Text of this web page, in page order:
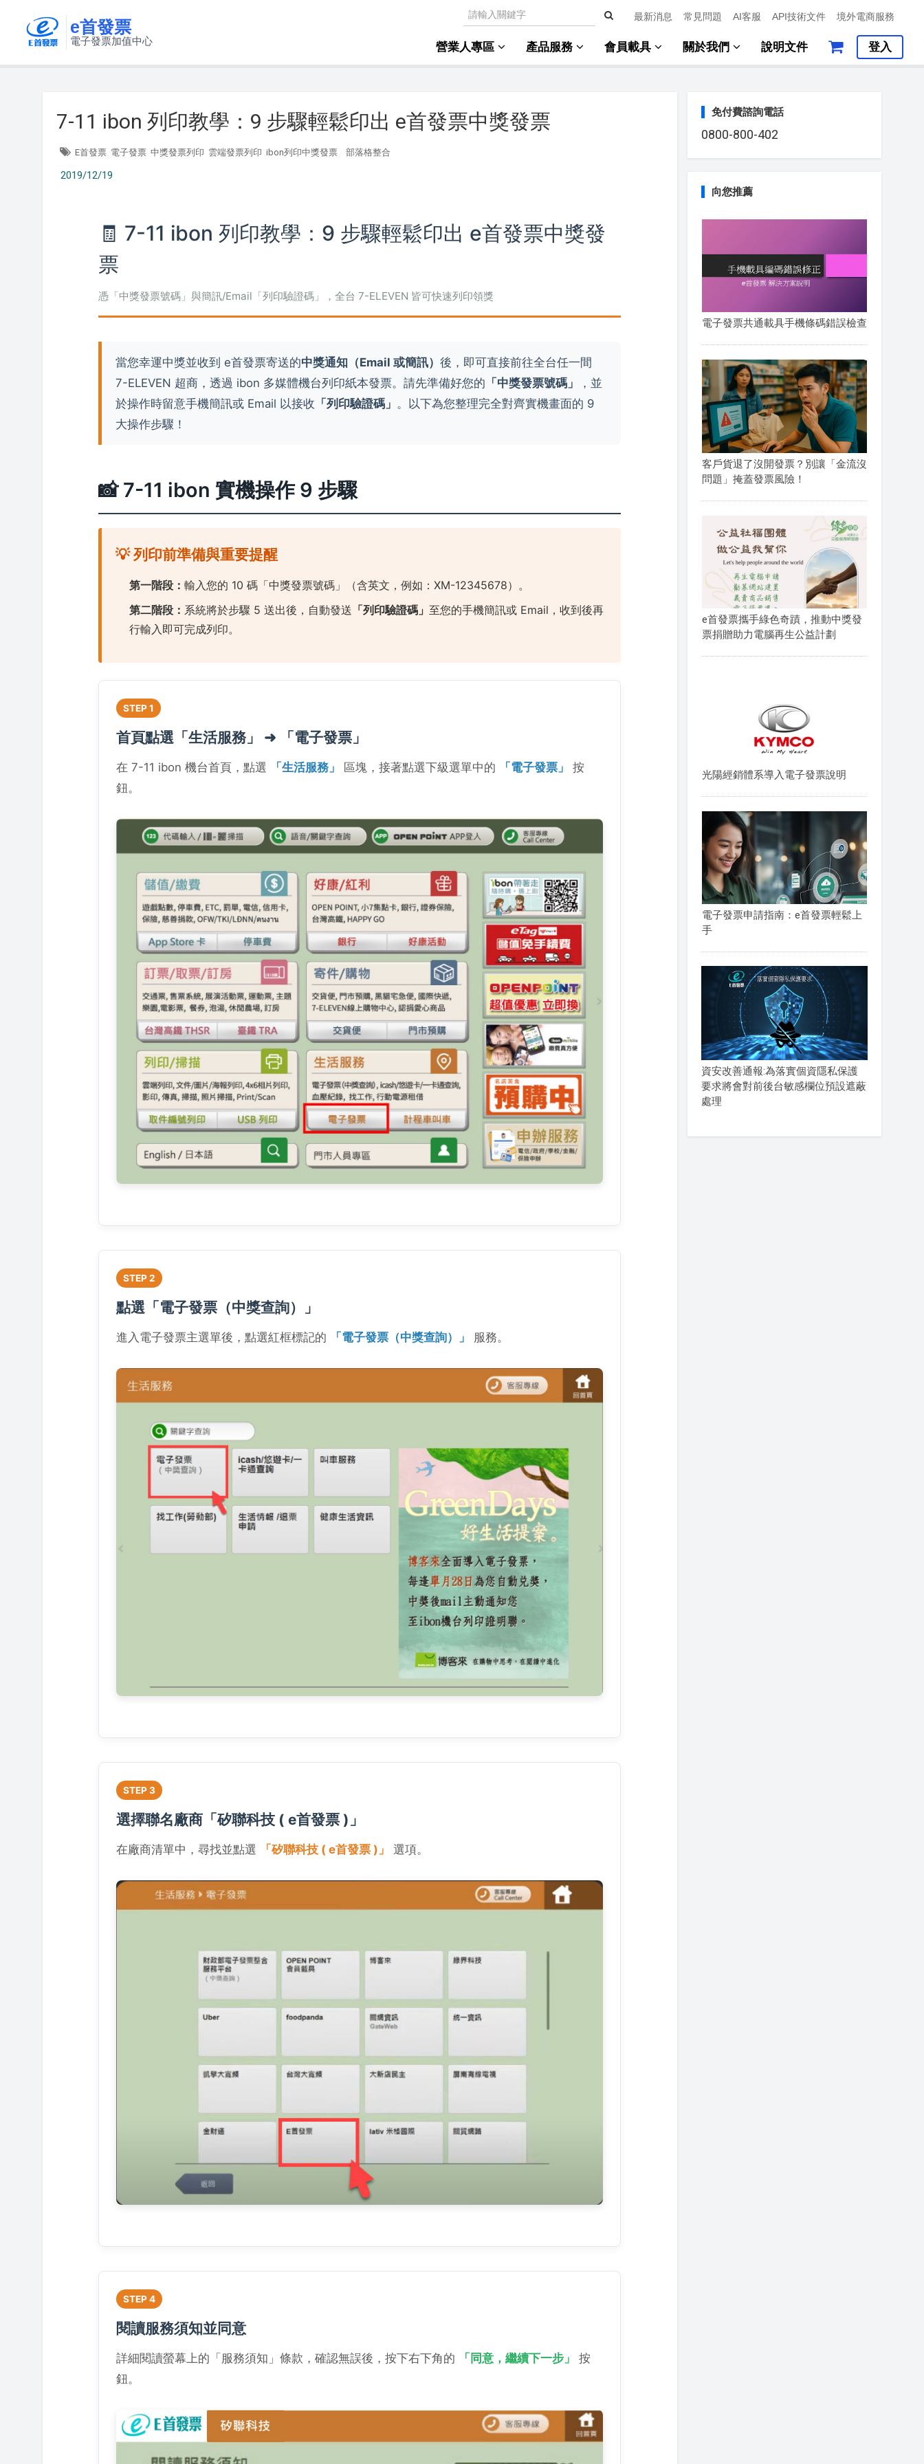
e首發票
電子發票加值中心
最新消息 常見問題 AI客服 API技術文件 境外電商服務
營業人專區 產品服務 會員載具 關於我們 說明文件 登入
7-11 ibon 列印教學：9 步驟輕鬆印出 e首發票中獎發票
E首發票 電子發票 中獎發票列印 雲端發票列印 ibon列印中獎發票 部落格整合
2019/12/19
🧾 7-11 ibon 列印教學：9 步驟輕鬆印出 e首發票中獎發
票
憑「中獎發票號碼」與簡訊/Email「列印驗證碼」，全台 7-ELEVEN 皆可快速列印領獎
當您幸運中獎並收到 e首發票寄送的中獎通知（Email 或簡訊）後，即可直接前往全台任一間
7-ELEVEN 超商，透過 ibon 多媒體機台列印紙本發票。請先準備好您的 「中獎發票號碼」
，並
於操作時留意手機簡訊或 Email 以接收 「列印驗證碼」 。以下為您整理完全對齊實機畫面的 9
大操作步驟！
📸 7-11 ibon 實機操作 9 步驟
💡 列印前準備與重要提醒
第一階段：輸入您的 10 碼「中獎發票號碼」（含英文，例如：XM-12345678）。
第二階段： 系統將於步驟 5 送出後，自動發送 「列印驗證碼」至您的手機簡訊或 Email，收到後再
行輸入即可完成列印。
STEP 1
首頁點選「生活服務」 ➜ 「電子發票」
在 7-11 ibon 機台首頁，點選 「生活服務」 區塊，接著點選下級選單中的 「電子發票」
按
鈕。
STEP 2
點選「電子發票（中獎查詢）」
進入電子發票主選單後，點選紅框標記的 「電子發票（中獎查詢）」 服務。
STEP 3
選擇聯名廠商「矽聯科技 ( e首發票 )」
在廠商清單中，尋找並點選 「矽聯科技 ( e首發票 )」 選項。
STEP 4
閱讀服務須知並同意
詳細閱讀螢幕上的「服務須知」條款，確認無誤後，按下右下角的 「同意，繼續下一步」
按
鈕。
免付費諮詢電話
0800-800-402
向您推薦
電子發票共通載具手機條碼錯誤檢查
客戶貨退了沒開發票？別讓「金流沒
問題」掩蓋發票風險！
e首發票攜手綠色奇蹟，推動中獎發
票捐贈助力電腦再生公益計劃
光陽經銷體系導入電子發票說明
電子發票申請指南：e首發票輕鬆上
手
資安改善通報:為落實個資隱私保護
要求將會對前後台敏感欄位預設遮蔽
處理